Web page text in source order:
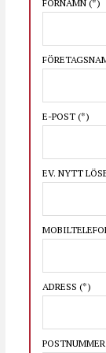
FÖRNAMN (*)
E-POST (*)
EV. NYTT
ADRESS (*)
POSTNUMMER